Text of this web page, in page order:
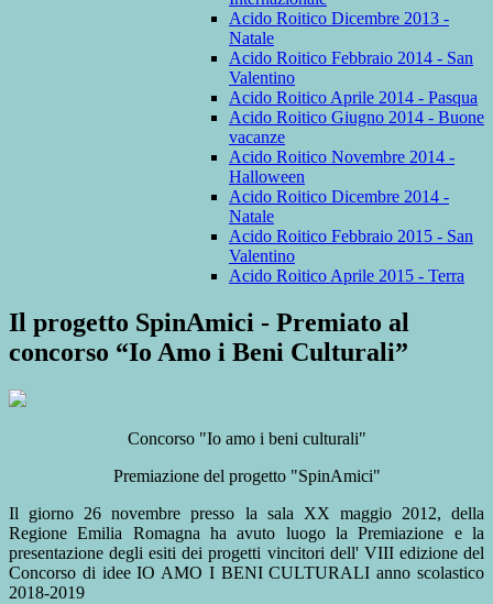
Acido Roitico Dicembre 2013 -
Natale
Acido Roitico Febbraio 2014 - San
Valentino
Acido Roitico Aprile 2014 - Pasqua
Acido Roitico Giugno 2014 - Buone
vacanze
Acido Roitico Novembre 2014 -
Halloween
Acido Roitico Dicembre 2014 -
Natale
Acido Roitico Febbraio 2015 - San
Valentino
Acido Roitico Aprile 2015 - Terra
Il progetto SpinAmici - Premiato al
concorso “Io Amo i Beni Culturali”
Concorso "Io amo i beni culturali"
Premiazione del progetto "SpinAmici"
Il giorno 26 novembre presso la sala XX maggio 2012, della
Regione Emilia Romagna ha avuto luogo la Premiazione e la
presentazione degli esiti dei progetti vincitori dell' VIII edizione del
Concorso di idee IO AMO I BENI CULTURALI anno scolastico
2018-2019